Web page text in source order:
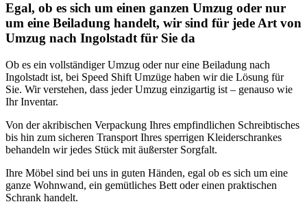
Egal, ob es sich um einen ganzen Umzug oder nur
um eine Beiladung handelt, wir sind für jede Art von
Umzug nach Ingolstadt für Sie da
Ob es ein vollständiger Umzug oder nur eine Beiladung nach
Ingolstadt ist, bei Speed Shift Umzüge haben wir die Lösung für
Sie. Wir verstehen, dass jeder Umzug einzigartig ist – genauso wie
Ihr Inventar.
Von der akribischen Verpackung Ihres empfindlichen Schreibtisches
bis hin zum sicheren Transport Ihres sperrigen Kleiderschrankes
behandeln wir jedes Stück mit äußerster Sorgfalt.
Ihre Möbel sind bei uns in guten Händen, egal ob es sich um eine
ganze Wohnwand, ein gemütliches Bett oder einen praktischen
Schrank handelt.